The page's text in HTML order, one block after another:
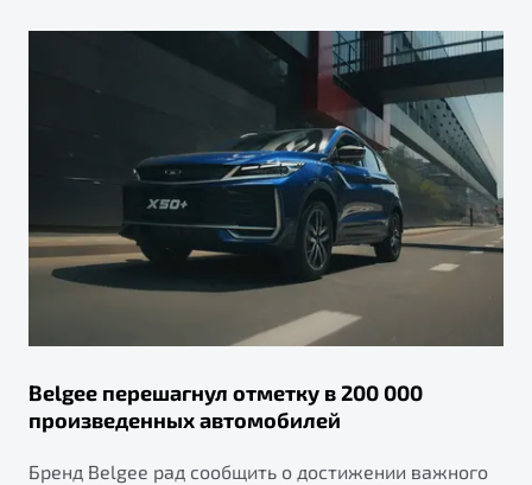
Belgee перешагнул отметку в 200 000
произведенных автомобилей
Бренд Belgee рад сообщить о достижении важного